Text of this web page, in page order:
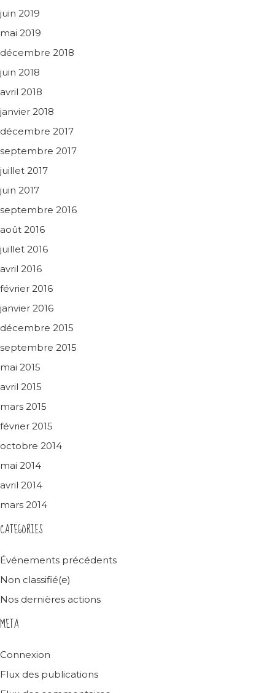
juin 2019
mai 2019
décembre 2018
juin 2018
avril 2018
janvier 2018
décembre 2017
septembre 2017
juillet 2017
juin 2017
septembre 2016
août 2016
juillet 2016
avril 2016
février 2016
janvier 2016
décembre 2015
septembre 2015
mai 2015
avril 2015
mars 2015
février 2015
octobre 2014
mai 2014
avril 2014
mars 2014
CATEGORIES
Événements précédents
Non classifié(e)
Nos dernières actions
META
Connexion
Flux des publications